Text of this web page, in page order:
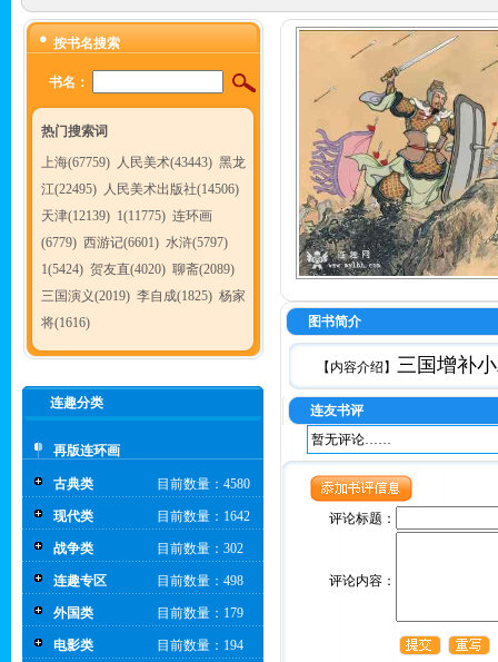
按书名搜索
书名：
热门搜索词
上海(67759) 人民美术(43443) 黑龙
江(22495) 人民美术出版社(14506)
天津(12139) 1(11775) 连环画
(6779) 西游记(6601) 水浒(5797)
1(5424) 贺友直(4020) 聊斋(2089)
三国演义(2019) 李自成(1825) 杨家
将(1616)
连趣分类
再版连环画
古典类 目前数量：4580
现代类 目前数量：1642
战争类 目前数量：302
连趣专区 目前数量：498
外国类 目前数量：179
电影类 目前数量：194
图书简介
【内容介绍】 三国增补
连友书评
暂无评论……
评论标题：
评论内容：